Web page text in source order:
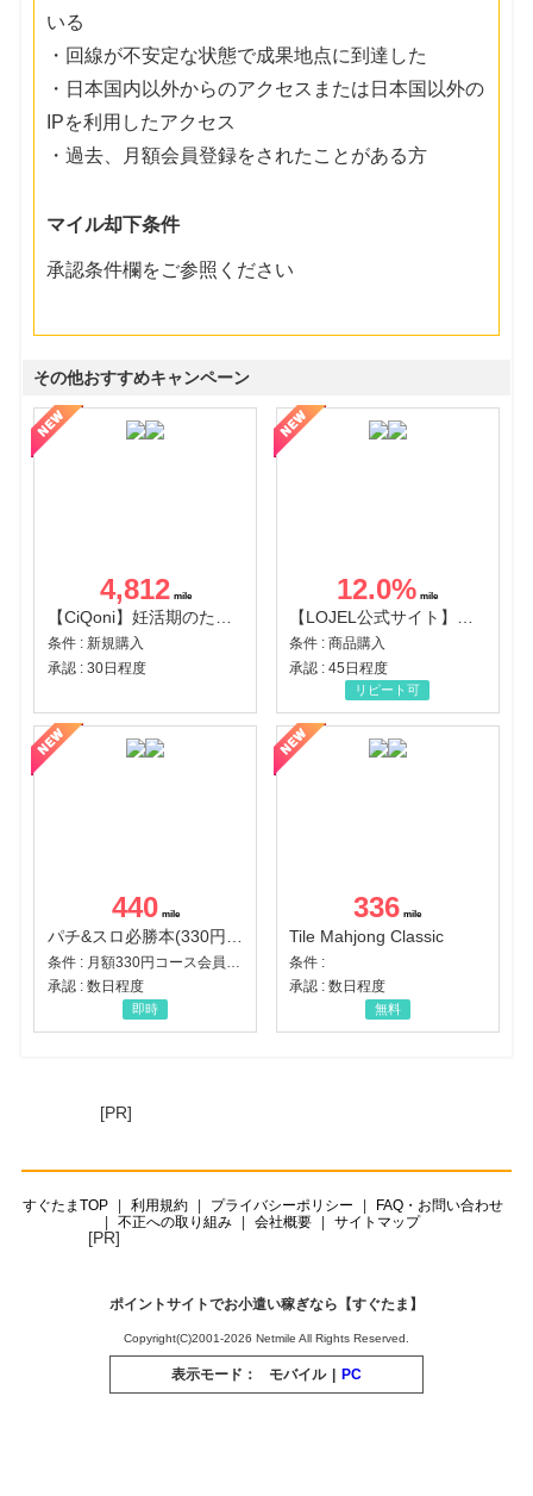
いる
・回線が不安定な状態で成果地点に到達した
・日本国内以外からのアクセスまたは日本国以外の
IPを利用したアクセス
・過去、月額会員登録をされたことがある方
マイル却下条件
承認条件欄をご参照ください
その他おすすめキャンペーン
4,812
【CiQoni】妊活期のための葉酸サプリ
条件 : 新規購入
承認 : 30日程度
12.0%
【LOJEL公式サイト】スーツケース・バッグ
条件 : 商品購入
承認 : 45日程度
リピート可
440
承認 : 数日程度
即時
336
Tile Mahjong Classic
条件 :
承認 : 数日程度
無料
[PR]
すぐたまTOP 利用規約 プライバシーポリシー
FAQ・お問い合わせ
不正への取り組み
会社概要 サイトマップ
[PR]
ポイントサイトでお小遣い稼ぎなら【すぐたま】
Copyright(C)2001-2026 Netmile All Rights Reserved.
表示モード： モバイル | PC